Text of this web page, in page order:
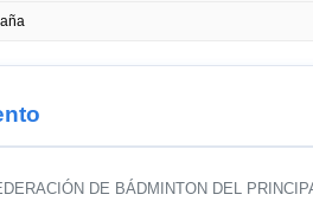
DE BÁDMINTON DEL